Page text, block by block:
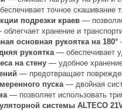
точное скашивание
подрезки краев —
хранение и
основная рукоятка на 180°
рукоятка— обеспечивает
на стену — удобное
— предотвращает
пуска— двойная
— позволяет использовать
системы ALTECO